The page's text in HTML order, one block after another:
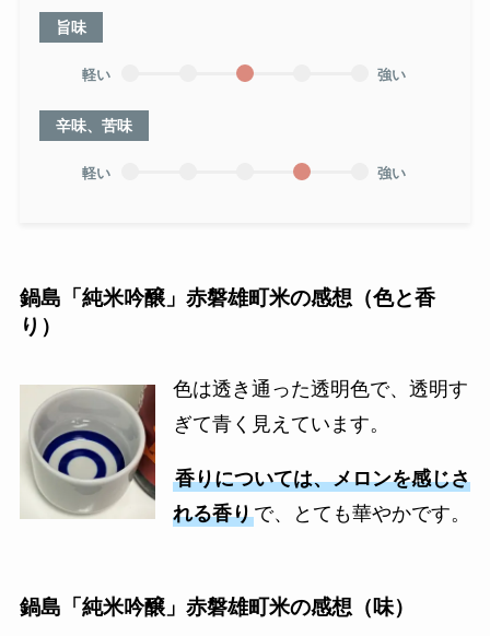
旨味
軽い 強い
辛味、苦味
軽い 強い
鍋島「純米吟醸」赤磐雄町米の感想（色と香
り）
色は透き通った透明色で、透明す
ぎて青く見えています。
香りについては、メロンを感じさ
れる香りで、とても華やかです。
鍋島「純米吟醸」赤磐雄町米の感想（味）